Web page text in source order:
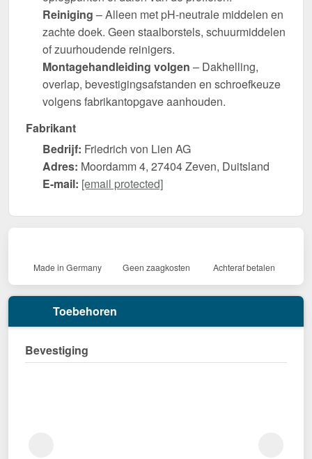
Reiniging – Alleen met pH-neutrale middelen en
zachte doek. Geen staalborstels, schuurmiddelen
of zuurhoudende reinigers.
Montagehandleiding volgen – Dakhelling,
overlap, bevestigingsafstanden en schroefkeuze
volgens fabrikantopgave aanhouden.
Fabrikant
Bedrijf: Friedrich von Lien AG
Adres: Moordamm 4, 27404 Zeven, Duitsland
E-mail: [email protected]
Made in Germany Geen zaagkosten Achteraf betalen
Toebehoren
Bevestiging